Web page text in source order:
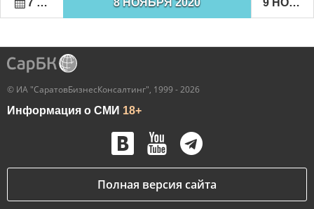
7 НОЯБРЯ 2020 8 НОЯБРЯ 2020 9 НОЯБРЯ 2020
© ИА "СаратовБизнесКонсалтинг", 1999 - 2026
Информация о СМИ 18+
Полная версия сайта